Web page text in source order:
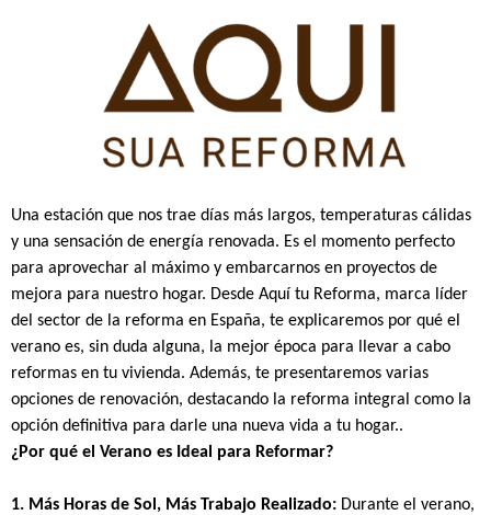
Una estación que nos trae días más largos, temperaturas cálidas
y una sensación de energía renovada. Es el momento perfecto
para aprovechar al máximo y embarcarnos en proyectos de
mejora para nuestro hogar. Desde Aquí tu Reforma, marca líder
del sector de la reforma en España, te explicaremos por qué el
verano es, sin duda alguna, la mejor época para llevar a cabo
reformas en tu vivienda. Además, te presentaremos varias
opciones de renovación, destacando la reforma integral como la
opción definitiva para darle una nueva vida a tu hogar..
¿Por qué el Verano es Ideal para Reformar?
1. Más Horas de Sol, Más Trabajo Realizado: Durante el verano,